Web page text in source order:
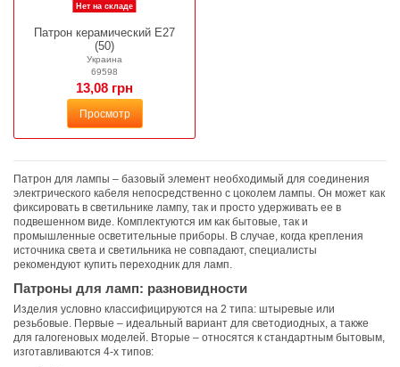
Нет на складе
Патрон керамический E27
(50)
Украина
69598
13,08 грн
Просмотр
Патрон для лампы – базовый элемент необходимый для соединения
электрического кабеля непосредственно с цоколем лампы. Он может как
фиксировать в светильнике лампу, так и просто удерживать ее в
подвешенном виде. Комплектуются им как бытовые, так и
промышленные осветительные приборы. В случае, когда крепления
источника света и светильника не совпадают, специалисты
рекомендуют купить переходник для ламп.
Патроны для ламп: разновидности
Изделия условно классифицируются на 2 типа: штыревые или
резьбовые. Первые – идеальный вариант для светодиодных, а также
для галогеновых моделей. Вторые – относятся к стандартным бытовым,
изготавливаются 4-х типов: